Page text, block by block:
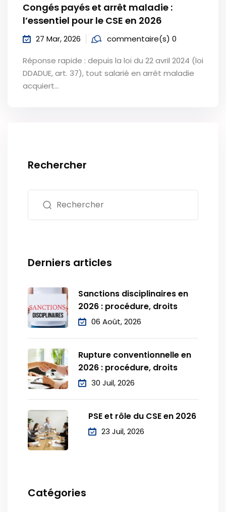
Congés payés et arrêt maladie :
l’essentiel pour le CSE en 2026
27 Mar, 2026 commentaire(s) 0
Réponse rapide : depuis la loi du 22 avril 2024 (loi
DDADUE, art. 37), tout salarié en arrêt maladie
acquiert…
Rechercher
Derniers articles
Sanctions disciplinaires en
2026 : procédure, droits
06 Août, 2026
Rupture conventionnelle en
2026 : procédure, droits
30 Juil, 2026
PSE et rôle du CSE en 2026
23 Juil, 2026
Catégories